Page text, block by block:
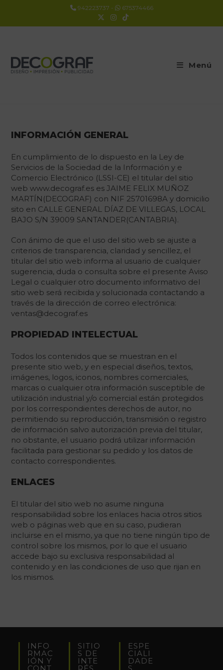
942223737 - 675374466
Menú
INFORMACIÓN GENERAL
En cumplimiento de lo dispuesto en la Ley de
Servicios de la Sociedad de la Información y e
Comercio Electrónico (LSSI-CE) el titular del sitio
web www.decograf.es es JAIME FELIX MUÑOZ
MARTÍN(DECOGRAF) con NIF 25701698A y domicilio
sito en CALLE GENERAL DÍAZ DE VILLEGAS, LOCAL
BAJO S/N 39009 SANTANDER(CANTABRIA).
Con ánimo de que el uso del sitio web se ajuste a
criterios de transparencia, claridad y sencillez, el
titular del sitio web informa al usuario de cualquier
sugerencia, duda o consulta sobre el presente Aviso
Legal o cualquier otro documento informativo del
sitio web será recibida y solucionada contactando a
través de la dirección de correo electrónica:
ventas@decograf.es
PROPIEDAD INTELECTUAL
Todos los contenidos que se muestran en el
presente sitio web, y en especial diseños, textos,
imágenes, logos, iconos, nombres comerciales,
marcas o cualquier otra información susceptible de
utilización industrial y/o comercial están protegidos
por los correspondientes derechos de autor, no
permitiendo su reproducción, transmisión o registro
de información salvo autorización previa del titular,
no obstante, el usuario podrá utilizar información
facilitada para gestionar su pedido y los datos de
contacto correspondientes.
ENLACES
El titular del sitio web no asume ninguna
responsabilidad sobre los enlaces hacia otros sitios
web o páginas web que en su caso, pudieran
incluirse en el mismo, ya que no tiene ningún tipo de
control sobre los mismos, por lo que el usuario
accede bajo su exclusiva responsabilidad al
contenido y en las condiciones de uso que rijan en
los mismos.
INFO
RMAC
IÓN Y
SITIO
S DE
INTE
ESPE
CIALI
DADE